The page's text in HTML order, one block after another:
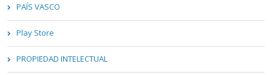
PAÍS VASCO
Play Store
PROPIEDAD INTELECTUAL